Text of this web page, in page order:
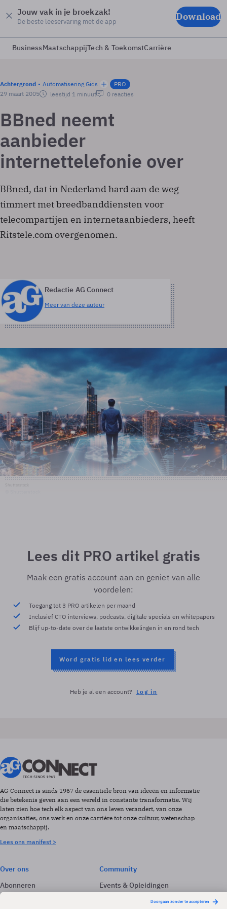
Jouw vak in je broekzak!
De beste leeservaring met de app Download
BusinessMaatschappijTech & ToekomstCarrière
Achtergrond Automatisering Gids
PRO
29 maart 2005
leestijd 1 minuut 0 reacties
BBned neemt
aanbieder
internettelefonie over
BBned, dat in Nederland hard aan de weg
timmert met breedbanddiensten voor
telecompartijen en internetaanbieders, heeft
Ritstele.com overgenomen.
Redactie AG Connect
Meer van deze auteur
Lees dit PRO artikel gratis
Maak een gratis account aan en geniet van alle
voordelen:
Toegang tot 3 PRO artikelen per maand
Inclusief CTO interviews, podcasts, digitale specials en whitepapers
Blijf up-to-date over de laatste ontwikkelingen in en rond tech
Word gratis lid en lees verder
Heb je al een account? Log in
AG Connect is sinds 1967 de essentiële bron van ideeën en informatie
die betekenis geven aan een wereld in constante transformatie. Wij
laten zien hoe tech elk aspect van ons leven verandert, van onze
organisaties, ons werk en onze carrière tot onze cultuur, wetenschap
en maatschappij.
Lees ons manifest >
Over ons
Abonneren
Adverteren
Community
Events & Opleidingen